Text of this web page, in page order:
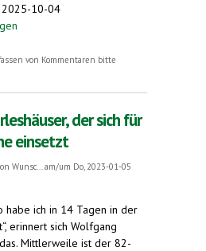
2025-10-04
Dittrich: Ohne die Weser geht
von Kommentaren bitte
der sich für
einsetzt
Wunsc...
am/um Do, 2023-01-05
habe ich in 14 Tagen in der
erinnert sich Wolfgang
Mittlerweile ist der 82-